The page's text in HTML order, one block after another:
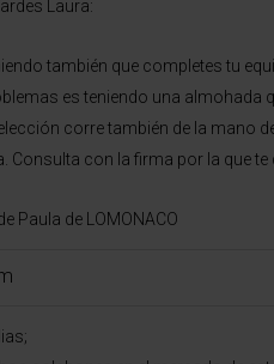
Laura:
también que completes tu
es teniendo una almohada
corre también de la mano
Consulta con la firma por la que
Paula de LOMONACO